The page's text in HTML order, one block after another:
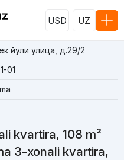
USD UZ
йули улица, д.29/2
01
kvartira, 108 m²
3-xonali kvartira,